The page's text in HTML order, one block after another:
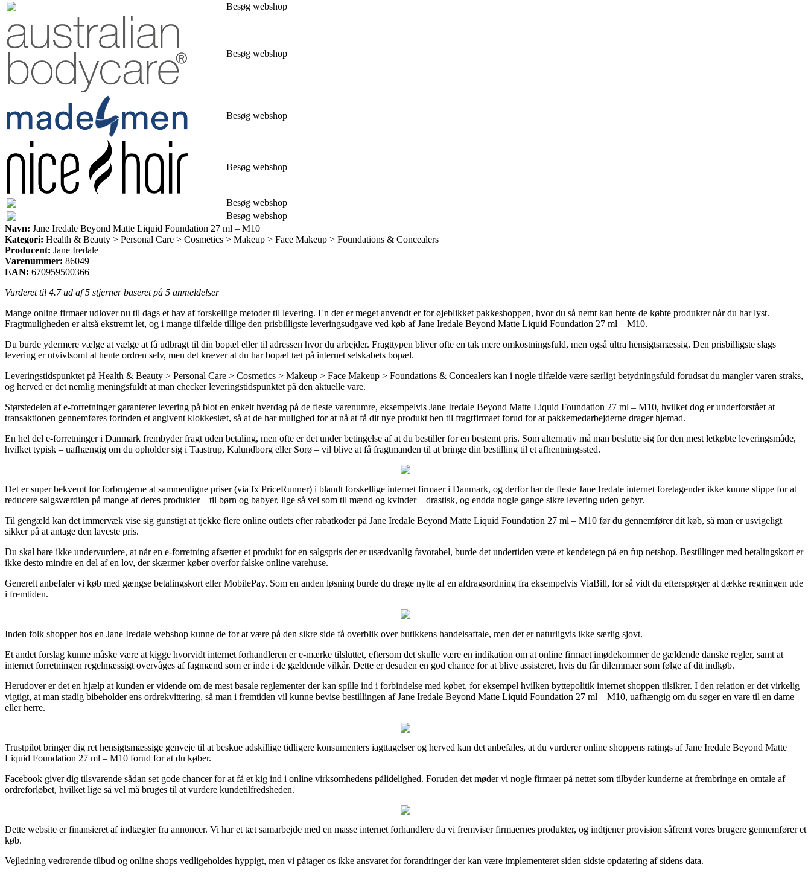
Besøg webshop
Besøg webshop
Besøg webshop
Besøg webshop
Besøg webshop
Besøg webshop
Navn: Jane Iredale Beyond Matte Liquid Foundation 27 ml – M10
Kategori: Health & Beauty > Personal Care > Cosmetics > Makeup > Face Makeup > Foundations & Concealers
Producent: Jane Iredale
Varenummer: 86049
EAN: 670959500366
Vurderet til 4.7ud af 5 stjerner baseret på 5 anmeldelser
Mange online firmaer udlover nu til dags et hav af forskellige metoder til levering. En der er meget anvendt er for øjeblikket pakkeshoppen, hvor du så nemt kan hente de købte produkter når du har lyst.
Fragtmuligheden er altså ekstremt let, og i mange tilfælde tillige den prisbilligste leveringsudgave ved køb af Jane Iredale Beyond Matte Liquid Foundation 27 ml – M10.
Du burde ydermere vælge at vælge at få udbragt til din bopæl eller til adressen hvor du arbejder. Fragttypen bliver ofte en tak mere omkostningsfuld, men også ultra hensigtsmæssig. Den prisbilligste slags
levering er utvivlsomt at hente ordren selv, men det kræver at du har bopæl tæt på internet selskabets bopæl.
Leveringstidspunktet på Health & Beauty > Personal Care > Cosmetics > Makeup > Face Makeup > Foundations & Concealers kan i nogle tilfælde være særligt betydningsfuld forudsat du mangler varen straks,
og herved er det nemlig meningsfuldt at man checker leveringstidspunktet på den aktuelle vare.
Størstedelen af e-forretninger garanterer levering på blot en enkelt hverdag på de fleste varenumre, eksempelvis Jane Iredale Beyond Matte Liquid Foundation 27 ml – M10, hvilket dog er underforstået at
transaktionen gennemføres forinden et angivent klokkeslæt, så at de har mulighed for at nå at få dit nye produkt hen til fragtfirmaet forud for at pakkemedarbejderne drager hjemad.
En hel del e-forretninger i Danmark frembyder fragt uden betaling, men ofte er det under betingelse af at du bestiller for en bestemt pris. Som alternativ må man beslutte sig for den mest letkøbte leveringsmåde,
hvilket typisk – uafhængig om du opholder sig i Taastrup, Kalundborg eller Sorø – vil blive at få fragtmanden til at bringe din bestilling til et afhentningssted.
Det er super bekvemt for forbrugerne at sammenligne priser (via fx PriceRunner) i blandt forskellige internet firmaer i Danmark, og derfor har de fleste Jane Iredale internet foretagender ikke kunne slippe for at
reducere salgsværdien på mange af deres produkter – til børn og babyer, lige så vel som til mænd og kvinder – drastisk, og endda nogle gange sikre levering uden gebyr.
Til gengæld kan det immervæk vise sig gunstigt at tjekke flere online outlets efter rabatkoder på Jane Iredale Beyond Matte Liquid Foundation 27 ml – M10 før du gennemfører dit køb, så man er usvigeligt
sikker på at antage den laveste pris.
Du skal bare ikke undervurdere, at når en e-forretning afsætter et produkt for en salgspris der er usædvanlig favorabel, burde det undertiden være et kendetegn på en fup netshop. Bestillinger med betalingskort er
ikke desto mindre en del af en lov, der skærmer køber overfor falske online varehuse.
Generelt anbefaler vi køb med gængse betalingskort eller MobilePay. Som en anden løsning burde du drage nytte af en afdragsordning fra eksempelvis ViaBill, for så vidt du efterspørger at dække regningen ude
i fremtiden.
Inden folk shopper hos en Jane Iredale webshop kunne de for at være på den sikre side få overblik over butikkens handelsaftale, men det er naturligvis ikke særlig sjovt.
Et andet forslag kunne måske være at kigge hvorvidt internet forhandleren er e-mærke tilsluttet, eftersom det skulle være en indikation om at online firmaet imødekommer de gældende danske regler, samt at
internet forretningen regelmæssigt overvåges af fagmænd som er inde i de gældende vilkår. Dette er desuden en god chance for at blive assisteret, hvis du får dilemmaer som følge af dit indkøb.
Herudover er det en hjælp at kunden er vidende om de mest basale reglementer der kan spille ind i forbindelse med købet, for eksempel hvilken byttepolitik internet shoppen tilsikrer. I den relation er det virkelig
vigtigt, at man stadig bibeholder ens ordrekvittering, så man i fremtiden vil kunne bevise bestillingen af Jane Iredale Beyond Matte Liquid Foundation 27 ml – M10, uafhængig om du søger en vare til en dame
eller herre.
Trustpilot bringer dig ret hensigtsmæssige genveje til at beskue adskillige tidligere konsumenters iagttagelser og herved kan det anbefales, at du vurderer online shoppens ratings af Jane Iredale Beyond Matte
Liquid Foundation 27 ml – M10 forud for at du køber.
Facebook giver dig tilsvarende sådan set gode chancer for at få et kig ind i online virksomhedens pålidelighed. Foruden det møder vi nogle firmaer på nettet som tilbyder kunderne at frembringe en omtale af
ordreforløbet, hvilket lige så vel må bruges til at vurdere kundetilfredsheden.
Dette website er finansieret af indtægter fra annoncer. Vi har et tæt samarbejde med en masse internet forhandlere da vi fremviser firmaernes produkter, og indtjener provision såfremt vores brugere gennemfører et
køb.
Vejledning vedrørende tilbud og online shops vedligeholdes hyppigt, men vi påtager os ikke ansvaret for forandringer der kan være implementeret siden sidste opdatering af sidens data.